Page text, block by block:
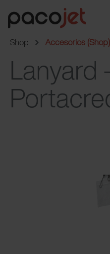
Shop
Accesorios (Shop)
Lanyard